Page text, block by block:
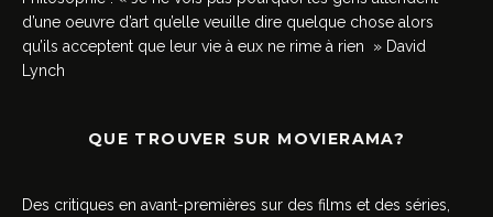
d’une oeuvre d’art qu’elle veuille dire quelque chose alors
qu’ils acceptent que leur vie à eux ne rime à rien » David
Lynch
QUE TROUVER SUR MOVIERAMA?
Des critiques en avant-premières sur des films et des séries,